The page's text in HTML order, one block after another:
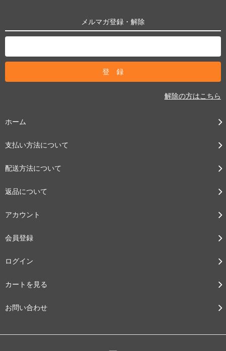
メルマガ登録・解除
解除の方はこちら
ホーム
支払い方法について
配送方法について
返品について
アカウント
会員登録
ログイン
カートを見る
お問い合わせ